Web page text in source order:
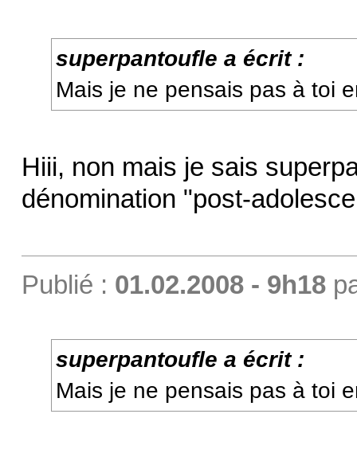
superpantoufle a écrit :
Mais je ne pensais pas à toi
Hiii, non mais je sais
dénomination "post-
Publié : 01.02.2008 - 9h18
superpantoufle a écrit :
Mais je ne pensais pas à toi